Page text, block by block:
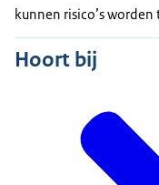
kunnen risico’s
Hoort bij